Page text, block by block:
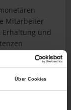
Über Cookies
Mitarbeiter
Erhaltung und
im